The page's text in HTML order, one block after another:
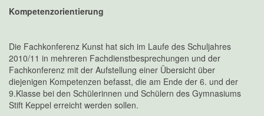
Kompetenzorientierung
Die Fachkonferenz Kunst hat sich im Laufe des Schuljahres
2010/11 in mehreren Fachdienstbesprechungen und der
Fachkonferenz mit der Aufstellung einer Übersicht über
diejenigen Kompetenzen befasst, die am Ende der 6. und der
9.Klasse bei den Schülerinnen und Schülern des Gymnasiums
Stift Keppel erreicht werden sollen.